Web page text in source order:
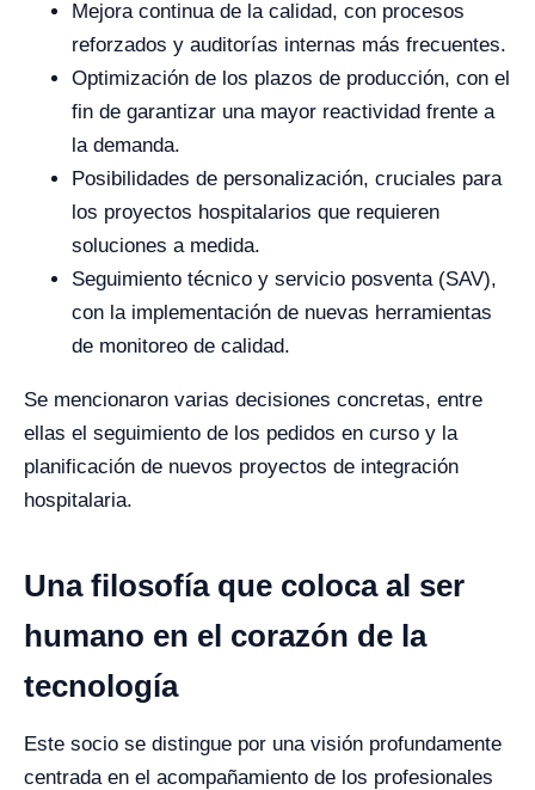
Mejora continua de la calidad, con procesos
reforzados y auditorías internas más frecuentes.
Optimización de los plazos de producción, con el
fin de garantizar una mayor reactividad frente a
la demanda.
Posibilidades de personalización, cruciales para
los proyectos hospitalarios que requieren
soluciones a medida.
Seguimiento técnico y servicio posventa (SAV),
con la implementación de nuevas herramientas
de monitoreo de calidad.
Se mencionaron varias decisiones concretas, entre
ellas el seguimiento de los pedidos en curso y la
planificación de nuevos proyectos de integración
hospitalaria.
Una filosofía que coloca al ser
humano en el corazón de la
tecnología
Este socio se distingue por una visión profundamente
centrada en el acompañamiento de los profesionales